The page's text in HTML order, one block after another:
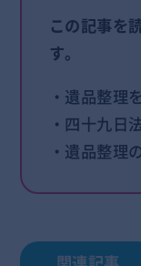
この記事を
す。
・遺品整理
・四十九日
・遺品整理